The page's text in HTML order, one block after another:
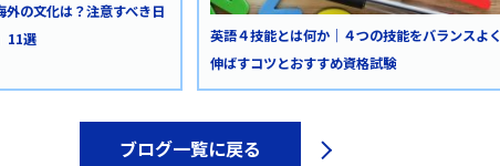
外の文化は？注意すべき日
11選
英語４技能とは何か｜４つの技能をバランスよく
伸ばすコツとおすすめ資格試験
ブログ一覧に戻る